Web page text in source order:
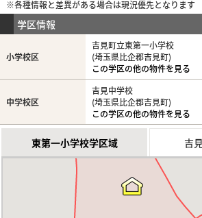
※各種情報と差異がある場合は現況優先となります
学区情報
小学校区
吉見町立東第一小学校
(埼玉県比企郡吉見町)
この学区の他の物件を見る
中学校区
吉見中学校
(埼玉県比企郡吉見町)
この学区の他の物件を見る
東第一小学校学区域 吉